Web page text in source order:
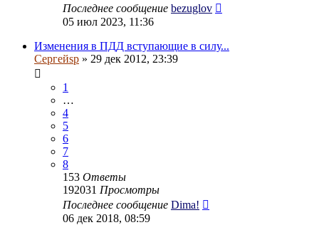
Последнее сообщение bezuglov
05 июл 2023, 11:36
Изменения в ПДД вступающие в силу...
Сергейsp » 29 дек 2012, 23:39
1
…
4
5
6
7
8
153 Ответы
192031 Просмотры
Последнее сообщение Dima!
06 дек 2018, 08:59